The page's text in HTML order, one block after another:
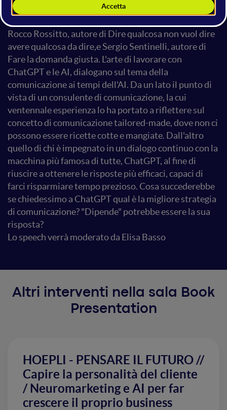
"dipende"?
Rocco Rossitto, autore di Dire qualcosa non vuol dire
avere qualcosa da dire,e Sergio Sentinelli, autore di
Fare la domanda giusta. L'arte di lavorare con
ChatGPT e le AI, dialogano sul tema della
comunicazione ai tempi dell'AI. Da un lato il punto di
vista di un consulente di comunicazione, la cui
ventennale esperienza lo ha portato a riflettere sul
concetto di comunicazione tailored-made, dove non ci
possono essere ricette cotte e mangiate. Dall'altro
quello di chi è impegnato in un dialogo continuo con la
macchina più famosa di tutte, ChatGPT, al fine di
riuscire a ottenere le risposte più efficaci, capaci di
farci risparmiare tempo prezioso. Cosa succederebbe
se chiedessimo a ChatGPT qual è la migliore strategia
di comunicazione? "Dipende" potrebbe essere la sua
risposta?
Lo speech verrà moderato da Elisa Basso
Altri interventi nella sala Book
Presentation
HOEPLI - PENSARE IL FUTURO //
Capire la personalità del cliente
/ Neuromarketing e AI per far
crescere il proprio business